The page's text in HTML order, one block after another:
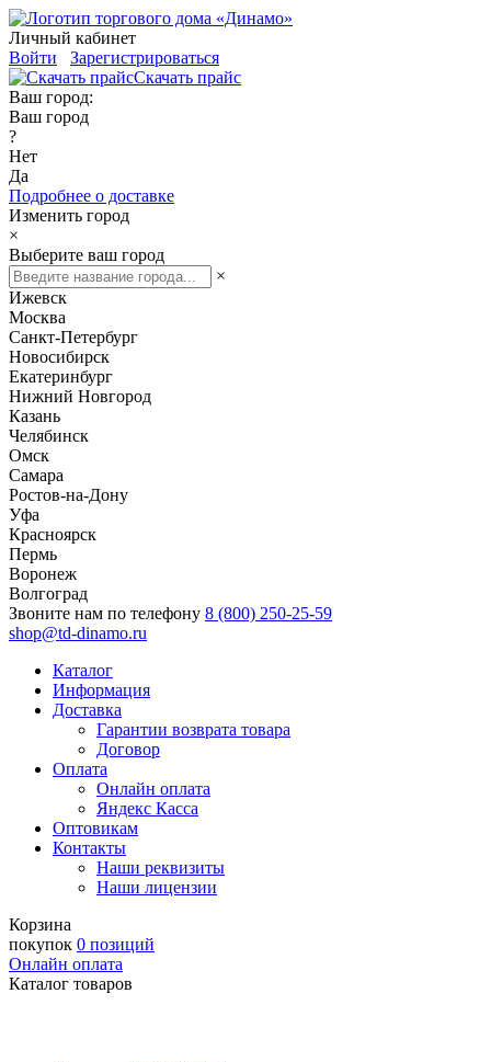
Личный кабинет
Войти
Зарегистрироваться
Скачать прайс
Ваш город:
Ваш город
?
Нет
Да
Подробнее о доставке
Изменить город
×
Выберите ваш город
×
Ижевск
Москва
Санкт-Петербург
Новосибирск
Екатеринбург
Нижний Новгород
Казань
Челябинск
Омск
Самара
Ростов-на-Дону
Уфа
Красноярск
Пермь
Воронеж
Волгоград
Звоните нам по телефону 8 (800) 250-25-59
shop@td-dinamo.ru
Каталог
Информация
Доставка
Гарантии возврата товара
Договор
Оплата
Онлайн оплата
Яндекс Касса
Оптовикам
Контакты
Наши реквизиты
Наши лицензии
Корзина
покупок 0 позиций
Онлайн оплата
Каталог товаров